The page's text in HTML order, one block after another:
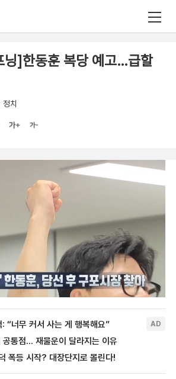
닝]한동훈 복당 예고…급할
정치